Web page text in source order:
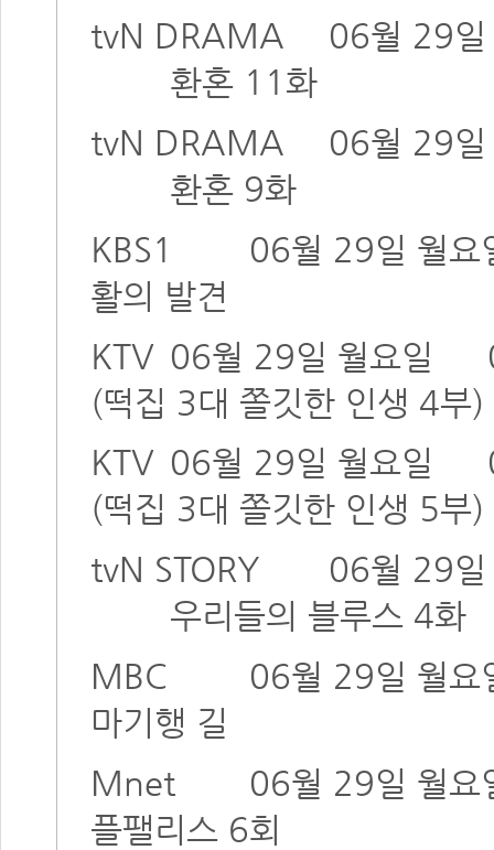
tvN DRAMA
06월 29일
환혼 11화
tvN DRAMA
06월 29일
환혼 9화
KBS1
06월 29일 월요
활의 발견
KTV 06월 29일 월요일
(떡집 3대 쫄깃한 인생 4부)
KTV 06월 29일 월요일
(떡집 3대 쫄깃한 인생 5부)
tvN STORY
06월 29일
우리들의 블루스 4화
MBC
06월 29일 월요
마기행 길
Mnet
06월 29일 월요
플팰리스 6회